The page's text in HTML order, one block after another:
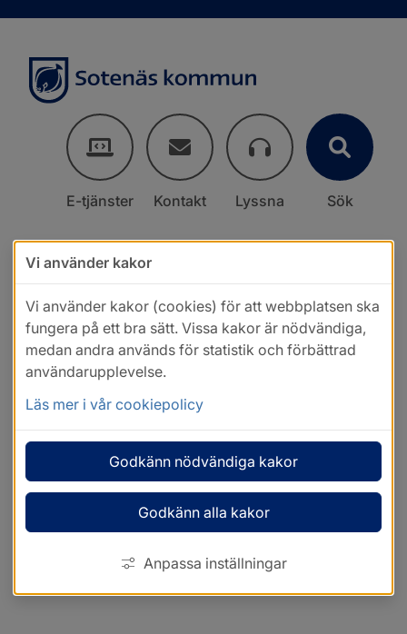
E-tjänster Kontakt Lyssna Sök
Vi använder kakor
Vi använder kakor (cookies) för att webbplatsen ska
fungera på ett bra sätt. Vissa kakor är nödvändiga,
medan andra används för statistik och förbättrad
användarupplevelse.
Läs mer i vår cookiepolicy
Godkänn nödvändiga kakor
Godkänn alla kakor
Anpassa inställningar